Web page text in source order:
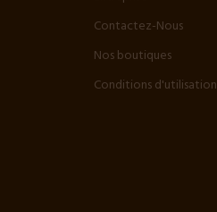
Contactez-Nous
Nos boutiques
Conditions d'utilisation